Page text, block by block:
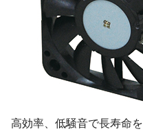
高効率、低騒音で長寿命